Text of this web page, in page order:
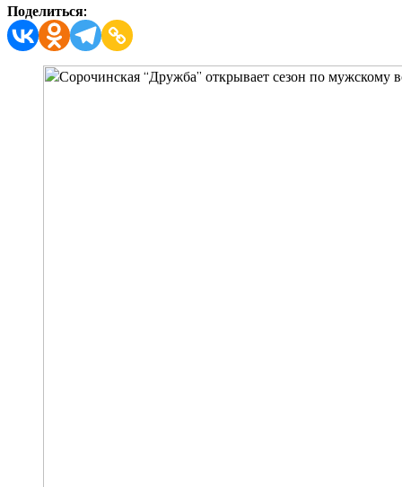
Поделиться: